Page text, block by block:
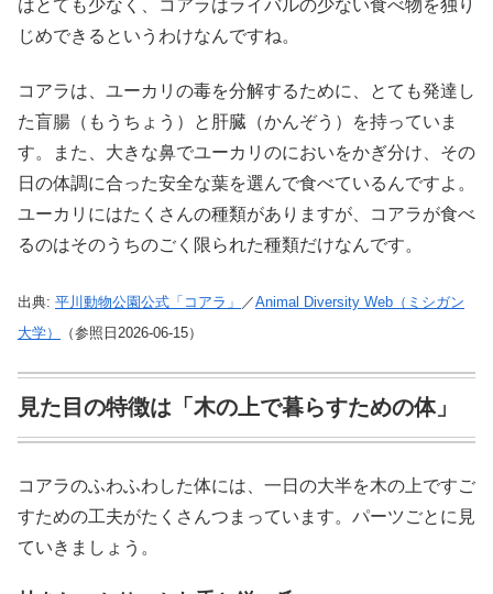
はとても少なく、コアラはライバルの少ない食べ物を独り
じめできるというわけなんですね。
コアラは、ユーカリの毒を分解するために、とても発達し
た盲腸（もうちょう）と肝臓（かんぞう）を持っていま
す。また、大きな鼻でユーカリのにおいをかぎ分け、その
日の体調に合った安全な葉を選んで食べているんですよ。
ユーカリにはたくさんの種類がありますが、コアラが食べ
るのはそのうちのごく限られた種類だけなんです。
出典: 平川動物公園公式「コアラ」 ／Animal Diversity Web（ミシガン
大学）
（参照日2026-06-15）
見た目の特徴は「木の上で暮らすための体」
コアラのふわふわした体には、一日の大半を木の上ですご
すための工夫がたくさんつまっています。パーツごとに見
ていきましょう。